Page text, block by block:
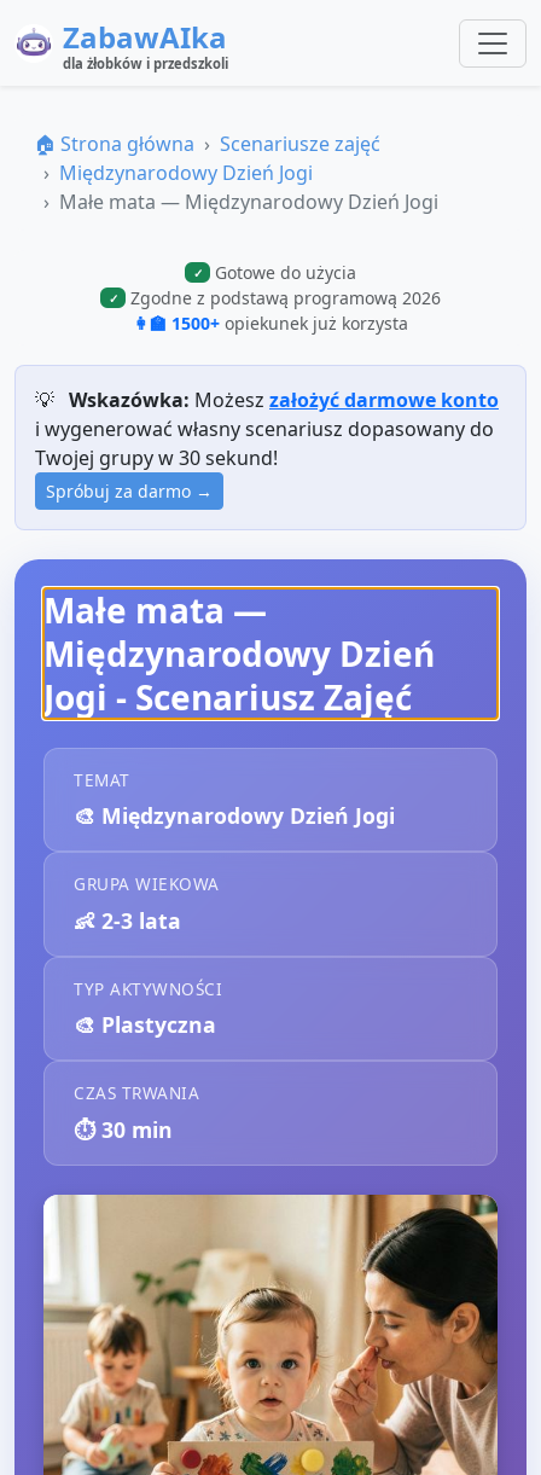
ZabawAIka
dla żłobków i przedszkoli
🏠 Strona główna
Scenariusze zajęć
Międzynarodowy Dzień Jogi
Małe mata — Międzynarodowy Dzień Jogi
✓ Gotowe do użycia
✓
Zgodne z podstawą programową 2026
👩‍🏫 1500+ opiekunek już korzysta
💡 Wskazówka: Możesz założyć darmowe konto
i wygenerować własny scenariusz dopasowany do
Twojej grupy w 30 sekund!
Spróbuj za darmo →
Małe mata —
Międzynarodowy Dzień
Jogi - Scenariusz Zajęć
TEMAT
🎨 Międzynarodowy Dzień Jogi
GRUPA WIEKOWA
👶 2-3 lata
TYP AKTYWNOŚCI
🎨 Plastyczna
CZAS TRWANIA
⏱️30 min